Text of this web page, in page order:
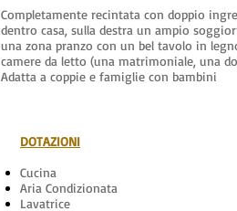
Completamente recintata con doppio
dentro casa, sulla destra un ampio
una zona pranzo con un bel tavolo in
camere da letto (una matrimoniale, una
Adatta a coppie e famiglie con bambini
DOTAZIONI​
Cucina
Aria Condizionata
Lavatrice